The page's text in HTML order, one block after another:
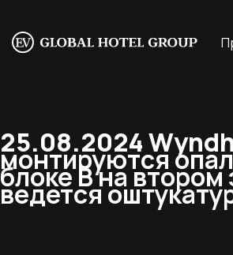
25.08.2024
монтируются
блоке В на
ведется